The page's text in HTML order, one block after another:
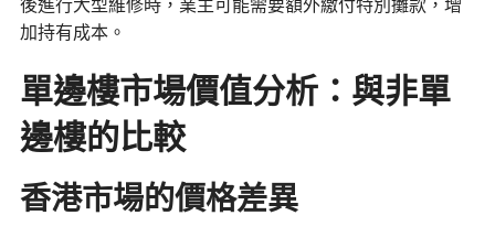
後進行大型維修時，業主可能需要額外繳付特別攤款，增
加持有成本。
單邊樓市場價值分析：與非單
邊樓的比較
香港市場的價格差異